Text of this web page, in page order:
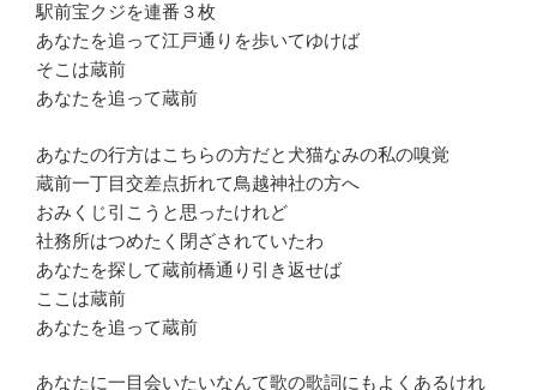
駅前宝クジを連番３枚
あなたを追って江戸通りを歩いてゆけば
そこは蔵前
あなたを追って蔵前
あなたの行方はこちらの方だと犬猫なみの私の嗅覚
蔵前一丁目交差点折れて鳥越神社の方へ
おみくじ引こうと思ったけれど
社務所はつめたく閉ざされていたわ
あなたを探して蔵前橋通り引き返せば
ここは蔵前
あなたを追って蔵前
あなたに一目会いたいなんて歌の歌詞にもよくあるけれ